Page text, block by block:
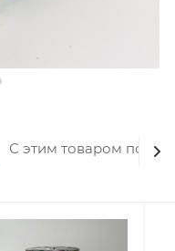
С этим товаром